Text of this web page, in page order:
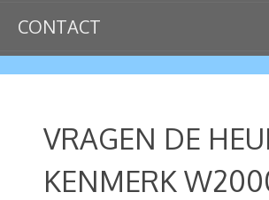
CONTACT
VRAGEN DE
KENMERK